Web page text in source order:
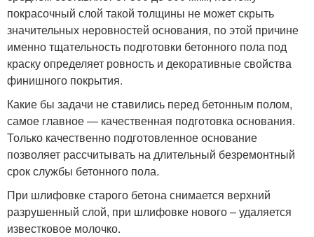
покрасочный слой такой толщины не может скрыть
значительных неровностей основания, по этой причине
именно тщательность подготовки бетонного пола под
краску определяет ровность и декоративные свойства
финишного покрытия.
Какие бы задачи не ставились перед бетонным полом,
самое главное — качественная подготовка основания.
Только качественно подготовленное основание
позволяет рассчитывать на длительный безремонтный
срок службы бетонного пола.
При шлифовке старого бетона снимается верхний
разрушенный слой, при шлифовке нового – удаляется
известковое молочко.